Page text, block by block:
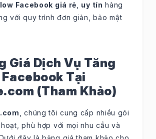
Facebook giá rẻ uy tín hàng
với quy trình đơn giản, bảo mật
Giá Dịch Vụ Tăng
Tại
(Tham Khảo)
, chúng tôi cung cấp nhiều gói
phù hợp với mọi nhu cầu và